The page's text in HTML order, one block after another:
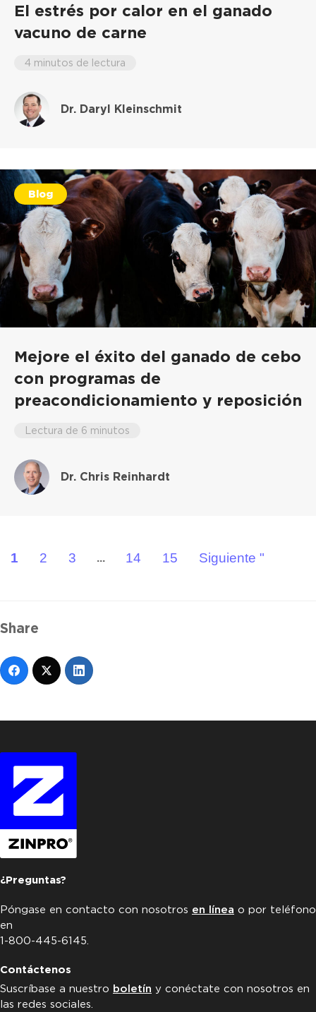
El estrés por calor en el ganado
vacuno de carne
4 minutos de lectura
Dr. Daryl Kleinschmit
Blog
Mejore el éxito del ganado de cebo
con programas de
preacondicionamiento y reposición
Lectura de 6 minutos
Dr. Chris Reinhardt
1 2 3 ... 14 15 Siguiente "
Share
¿Preguntas?
Póngase en contacto con nosotros en línea o por teléfono
en
1-800-445-6145.
Contáctenos
Suscríbase a nuestro boletín y conéctate con nosotros en
las redes sociales.